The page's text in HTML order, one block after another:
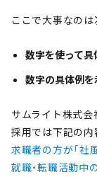
ここで大事なのは
数字を使って具
数字の具体例を
サムライト株式
採用では下記の内
求職者の方が「社
就職・転職活動中